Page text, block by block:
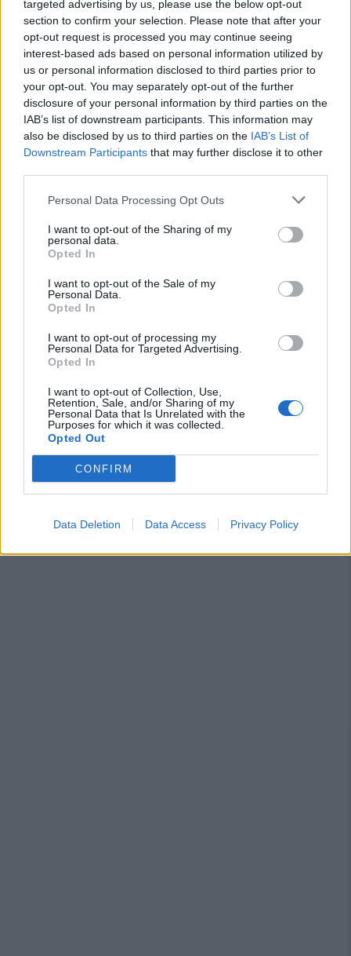
targeted advertising by us, please use the below opt-out
section to confirm your selection. Please note that after your
opt-out request is processed you may continue seeing
interest-based ads based on personal information utilized by
us or personal information disclosed to third parties prior to
your opt-out. You may separately opt-out of the further
disclosure of your personal information by third parties on the
IAB’s list of downstream participants. This information may
also be disclosed by us to third parties on the IAB’s List of
Downstream Participants that may further disclose it to other
Personal Data Processing Opt Outs
I want to opt-out of the Sharing of my
personal data.
Opted In
I want to opt-out of the Sale of my
Personal Data.
Opted In
I want to opt-out of processing my
Personal Data for Targeted Advertising.
Opted In
I want to opt-out of Collection, Use,
Retention, Sale, and/or Sharing of my
Personal Data that Is Unrelated with the
Purposes for which it was collected.
Opted Out
CONFIRM
Data Deletion Data Access Privacy Policy
2 Ago 2026
L'Iglesias si rinforza con Papa Seck e
Diawara, al Bonorva il difensore Balbo
1 Ago 2026
Colpo del Tortolì: arriva il centrocampista
figlio d'arte Bruno Conti
1 Ago 2026
La Villacidrese torna in Eccellenza,
l'Antiochense va in Promozione, Golfo
Aranci e La Salle salgono in Prima
31 Lug 2026
soldi per pagare le vertenze, Meloni si
assuma le responsabilità»
Il Carbonia non si iscrive, Meloni:
31 Lug 2026